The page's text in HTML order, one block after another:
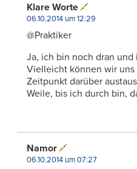
Klare Worte
06.10.2014 um 12:29
@Praktiker
Ja, ich bin noch dran und
Vielleicht können wir uns
Zeitpunkt darüber
Weile, bis ich durch bin,
Namor
06.10.2014 um 07:27